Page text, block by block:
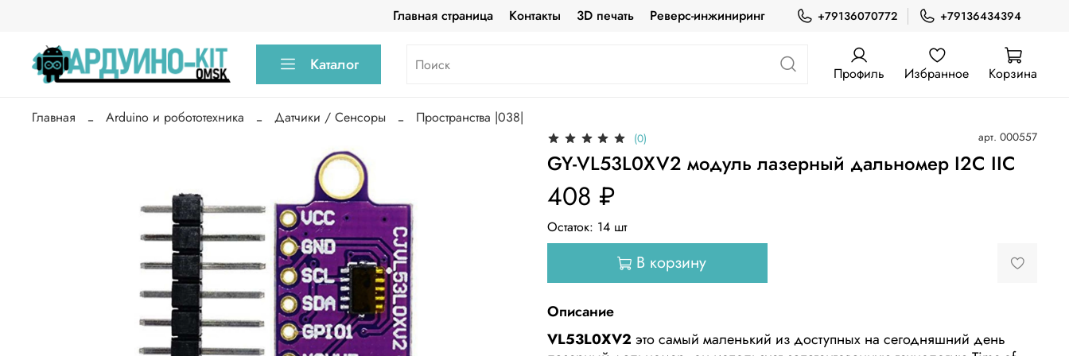
Главная страница Контакты 3D печать Реверс-инжиниринг +79136070772 +79136434394
Каталог Профиль Избранное Корзина
Главная Arduino и робототехника Датчики / Сенсоры Пространства |038|
(0) арт. 000557
GY-VL53L0XV2 модуль лазерный дальномер I2C IIC
408 ₽
Остаток: 14 шт
В корзину
Описание
VL53L0XV2 это самый маленький из доступных на сегодняшний день